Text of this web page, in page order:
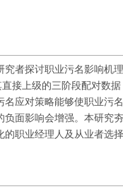
者探讨职业污名影响机
接上级的三阶段配对数
应对策略能够使职业污
面影响会增强。本研
职业经理人及从业者选